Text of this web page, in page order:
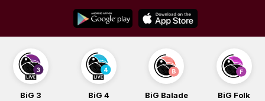
content
BiG 3 BiG 4 BiG Balade BiG Folk